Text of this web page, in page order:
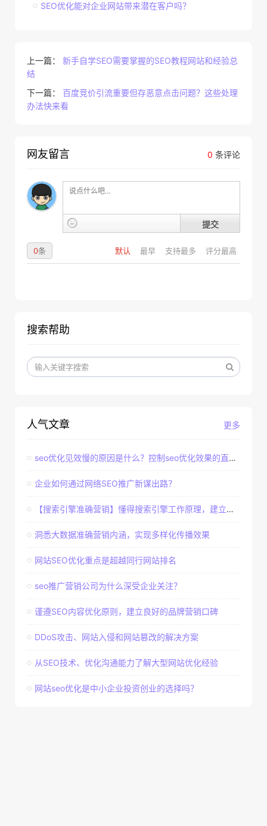
SEO优化能对企业网站带来潜在客户吗？
上一篇： 新手自学SEO需要掌握的SEO教程网站和经验总
结
下一篇： 百度竞价引流重要但存恶意点击问题？这些处理
办法快来看
0 条评论
网友留言
提交
默认 最早 支持最多 评分最高
0条
搜索帮助
更多
人气文章
seo优化见效慢的原因是什么？控制seo优化效果的直接因素
企业如何通过网络SEO推广新谋出路？
【搜索引擎准确营销】懂得搜索引擎工作原理，建立准确客户群体
洞悉大数据准确营销内涵，实现多样化传播效果
网站SEO优化重点是超越同行网站排名
seo推广营销公司为什么深受企业关注？
谨遵SEO内容优化原则，建立良好的品牌营销口碑
DDoS攻击、网站入侵和网站篡改的解决方案
从SEO技术、优化沟通能力了解大型网站优化经验
网站seo优化是中小企业投资创业的选择吗？